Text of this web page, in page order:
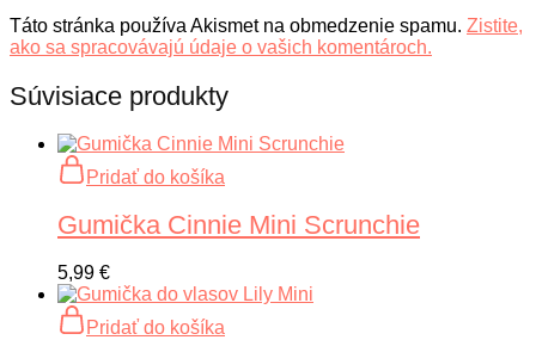
Táto stránka používa Akismet na obmedzenie spamu. Zistite,
ako sa spracovávajú údaje o vašich komentároch.
Súvisiace produkty
Pridať do košíka
Gumička Cinnie Mini Scrunchie
5,99 €
Pridať do košíka